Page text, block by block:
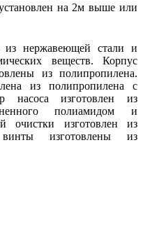
на 2м выше или
из нержавеющей стали и
веществ. Корпус
из полипропилена.
из полипропилена с
насоса изготовлен из
полиамидом и
очистки изготовлен из
изготовлены из